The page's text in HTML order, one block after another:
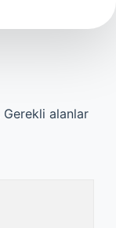
Gerekli alanlar